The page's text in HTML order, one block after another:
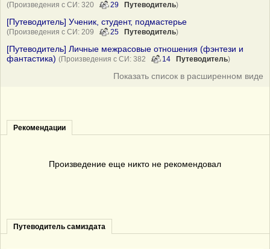
(Произведения с СИ: 320 29 Путеводитель)
[Путеводитель] Ученик, студент, подмастерье
(Произведения с СИ: 209 25 Путеводитель)
[Путеводитель] Личные межрасовые отношения (фэнтези и
фантастика) (Произведения с СИ: 382 14 Путеводитель)
Показать список в расширенном виде
Рекомендации
Произведение еще никто не рекомендовал
Путеводитель самиздата